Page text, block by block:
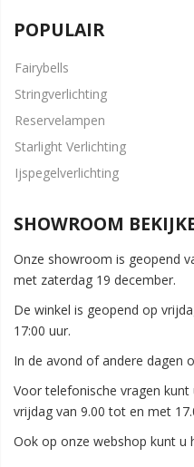
POPULAIR
Fairybells
Stringverlichting
Reservelampen
Starlight Verlichting
Ijspegelverlichting
SHOWROOM
Onze showroom is geopend
met zaterdag 19 december.
De winkel is geopend op
17:00 uur.
In de avond of andere dagen
Voor telefonische vragen
vrijdag van 9.00 tot en met
Ook op onze webshop kunt u